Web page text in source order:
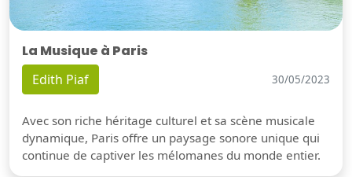
La Musique à Paris
Edith Piaf 30/05/2023
Avec son riche héritage culturel et sa scène musicale
dynamique, Paris offre un paysage sonore unique qui
continue de captiver les mélomanes du monde entier.